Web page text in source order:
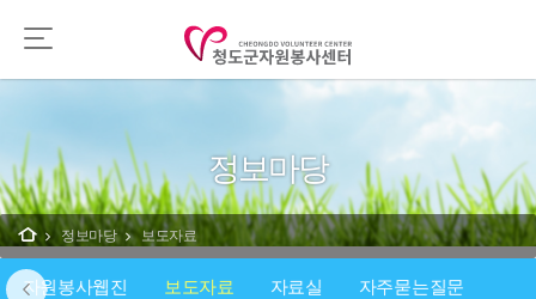
정보마당
정보마당 보도자료
자원봉사웹진 보도자료 자료실 자주묻는질문